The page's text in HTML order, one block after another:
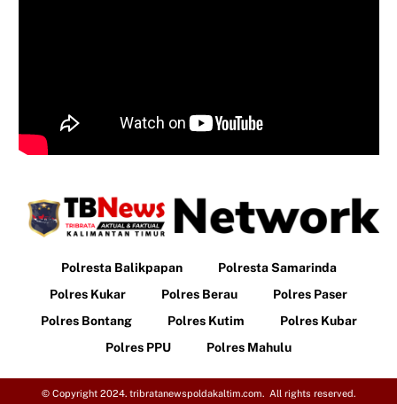
Polresta Balikpapan
Polresta Samarinda
Polres Kukar
Polres Berau
Polres Paser
Polres Bontang
Polres Kutim
Polres Kubar
Polres PPU
Polres Mahulu
© Copyright 2024. tribratanewspoldakaltim.com. All rights reserved.